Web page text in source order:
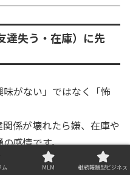
達失う・在庫）に先
がない」ではなく「怖
係が壊れたら嫌、在庫や
感情です。
ム MLM 継続報酬型ビジネス